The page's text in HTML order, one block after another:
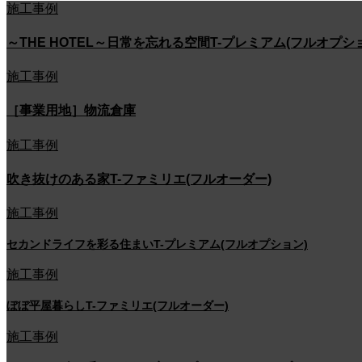
施工事例
～THE HOTEL～日常を忘れる空間T-プレミアム(フルオプシ
施工事例
［事業用地］物流倉庫
施工事例
吹き抜けのある家T-ファミリエ(フルオーダー)
施工事例
セカンドライフを彩る住まいT-プレミアム(フルオプション)
施工事例
ぼぼ平屋暮らしT-ファミリエ(フルオーダー)
施工事例